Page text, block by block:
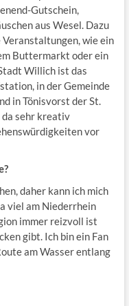
Gutschein,
aus Wesel. Dazu
wie ein
Buttermarkt oder ein
Willich ist das
in der Gemeinde
in Tönisvorst der St.
da sehr kreativ
vor
daher kann ich mich
viel am Niederrhein
immer reizvoll ist
gibt. Ich bin ein Fan
am Wasser entlang